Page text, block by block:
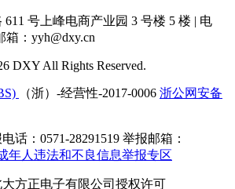
号上峰电商产业园 3 号楼 5 楼 | 电
箱：yyh@dxy.cn
DXY All Rights Reserved.
（浙）-经营性-2017-0006 浙公网安备
话：0571-28291519 举报邮箱：
年人违法和不良信息举报专区
方正电子有限公司授权许可